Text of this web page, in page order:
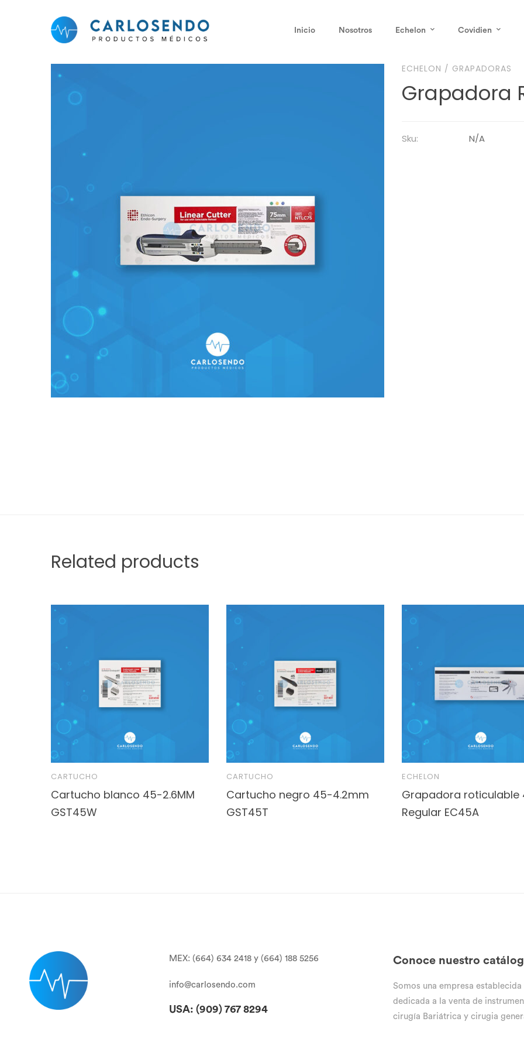
Inicio Nosotros Echelon Covidien
ECHELON / GRAPADORAS
Grapadora
Sku: N/A
Related products
CARTUCHO
Cartucho blanco 45-2.6MM
GST45W
CARTUCHO
Cartucho negro 45-4.2mm
GST45T
ECHELON
Grapadora roticulable
Regular EC45A
MEX: (664) 634 2418 y (664) 188 5256
info@carlosendo.com
USA: (909)767 8294
Conoce nuestro
Somos una empresa
dedicada a la venta de
cirugía Bariátrica y cirugia